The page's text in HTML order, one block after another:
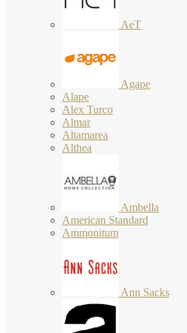
AeT
Agape
Alape
Alex Turco
Almar
Altamarea
Althea
Ambella
American Standard
Ammonitum
Ann Sacks